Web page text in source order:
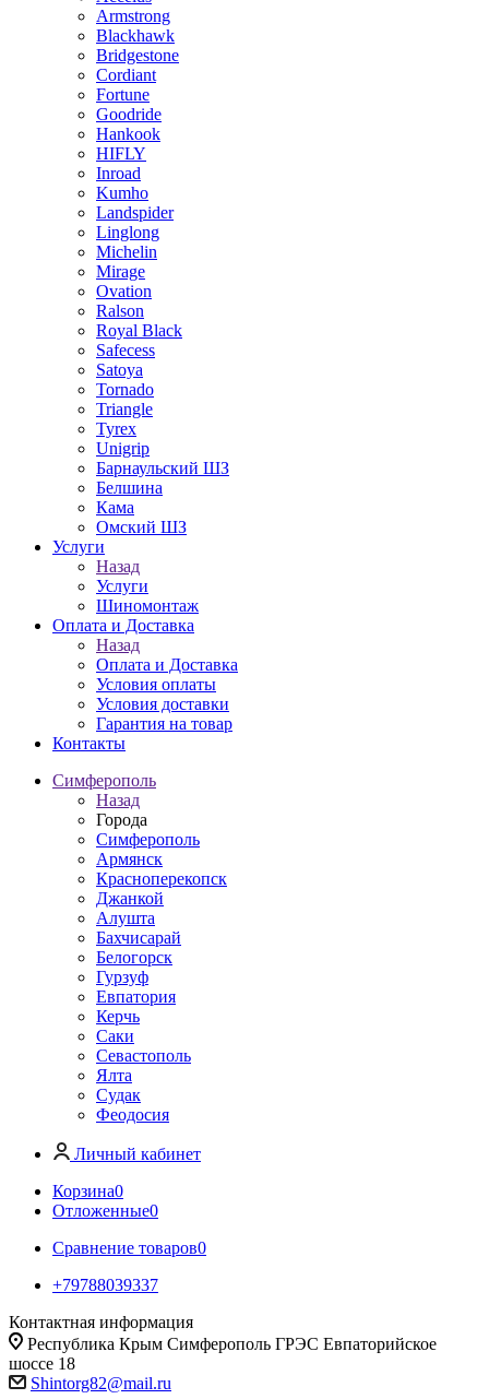
Armstrong
Blackhawk
Bridgestone
Cordiant
Fortune
Goodride
Hankook
HIFLY
Inroad
Kumho
Landspider
Linglong
Michelin
Mirage
Ovation
Ralson
Royal Black
Safecess
Satoya
Tornado
Triangle
Tyrex
Unigrip
Барнаульский ШЗ
Белшина
Кама
Омский ШЗ
Услуги
Назад
Услуги
Шиномонтаж
Оплата и Доставка
Назад
Оплата и Доставка
Условия оплаты
Условия доставки
Гарантия на товар
Контакты
Симферополь
Назад
Города
Симферополь
Армянск
Красноперекопск
Джанкой
Алушта
Бахчисарай
Белогорск
Гурзуф
Евпатория
Керчь
Саки
Севастополь
Ялта
Судак
Феодосия
Личный кабинет
Корзина0
Отложенные0
Сравнение товаров0
+79788039337
Контактная информация
Республика Крым Симферополь ГРЭС Евпаторийское
шоссе 18
Shintorg82@mail.ru